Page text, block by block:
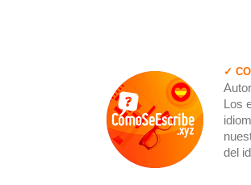
✓
Los
del